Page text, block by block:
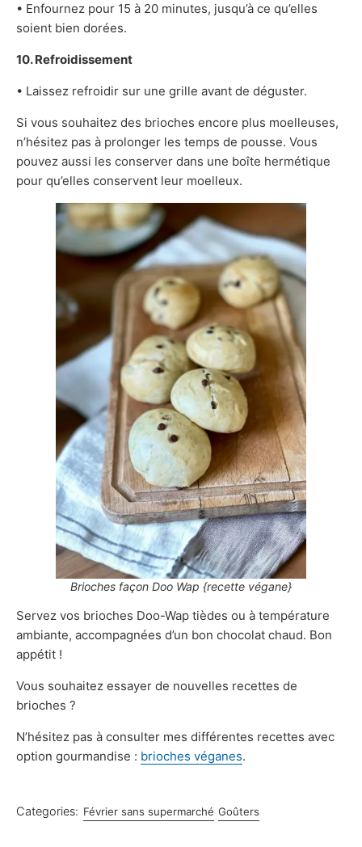
• Enfournez pour 15 à 20 minutes, jusqu’à ce qu’elles
soient bien dorées.
10. Refroidissement
• Laissez refroidir sur une grille avant de déguster.
Si vous souhaitez des brioches encore plus moelleuses,
n’hésitez pas à prolonger les temps de pousse. Vous
pouvez aussi les conserver dans une boîte hermétique
pour qu’elles conservent leur moelleux.
Brioches façon Doo Wap {recette végane}
Servez vos brioches Doo-Wap tièdes ou à température
ambiante, accompagnées d’un bon chocolat chaud. Bon
appétit !
Vous souhaitez essayer de nouvelles recettes de
brioches ?
N’hésitez pas à consulter mes différentes recettes avec
option gourmandise : brioches véganes.
Categories: Février sans supermarché Goûters